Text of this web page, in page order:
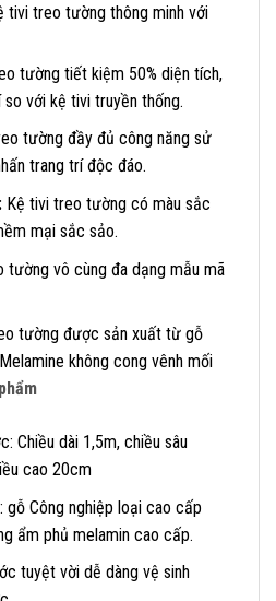
tivi treo tường thông minh với
tường tiết kiệm 50% diện tích,
với kệ tivi truyền thống.
tường đầy đủ công năng sử
trang trí độc đáo.
Kệ tivi treo tường có màu sắc
mại sắc sảo.
vô cùng đa dạng mẫu mã
tường được sản xuất từ gỗ
không cong vênh mối
Chiều dài 1,5m, chiều sâu
cao 20cm
gỗ Công nghiệp loại cao cấp
ẩm phủ melamin cao cấp.
tuyệt vời dễ dàng vệ sinh